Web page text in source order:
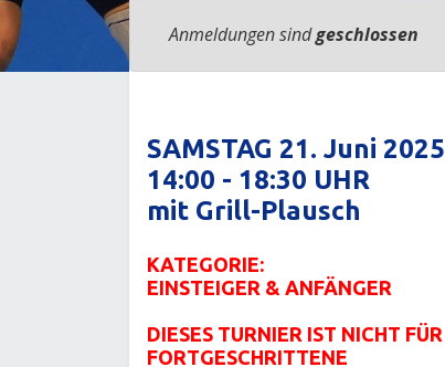
Anmeldungen sindgeschlossen
SAMSTAG 21. Juni 2025
14:00 - 18:30 UHR
mit Grill-Plausch
KATEGORIE:
EINSTEIGER & ANFÄNGER
DIESES TURNIER IST NICHT FÜR
FORTGESCHRITTENE